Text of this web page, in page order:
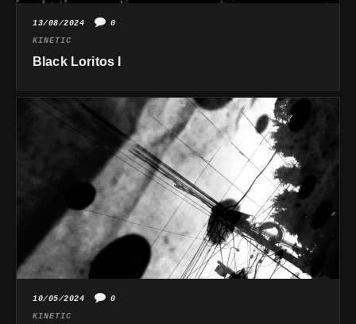
13/08/2024
0
KINETIC
Black Loritos I
10/05/2024
0
KINETIC